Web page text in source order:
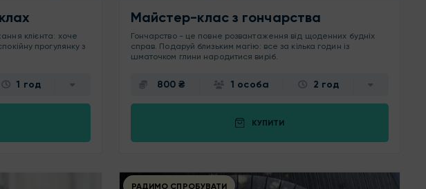
клієнта: хоче
прогулянку з
1 год
Майстер-клас з гончарства
Гончарство - це повне розвантаження від щоденних будніх
справ. Подаруй близьким магію: все за кілька годин із
шматочком глини народитися виріб.
800 ₴ 1 особа 2 год
КУПИТИ
РАДИМО СПРОБУВАТИ